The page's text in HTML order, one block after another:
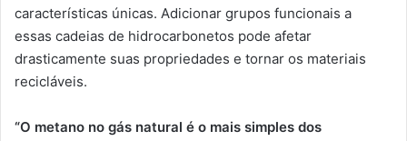
características únicas. Adicionar grupos funcionais a
essas cadeias de hidrocarbonetos pode afetar
drasticamente suas propriedades e tornar os materiais
recicláveis.
“O metano no gás natural é o mais simples dos